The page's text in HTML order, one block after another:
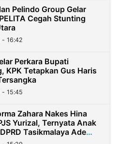
Pelindo Group Gelar
Cegah Stunting
16:42
Perkara Bupati
KPK Tetapkan Gus Haris
15:45
Zahara Nakes Hina
Yurizal, Ternyata Anak
Tasikmalaya Ade